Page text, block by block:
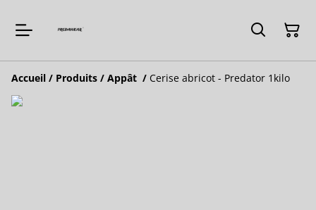
Accueil / Produits / Appât / Cerise abricot - Predator 1kilo